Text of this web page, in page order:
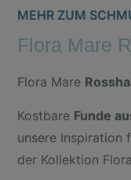
MEHR ZUM
Flora Mare
Flora Mare
Kostbare Funde
unsere Inspiration
der Kollektion